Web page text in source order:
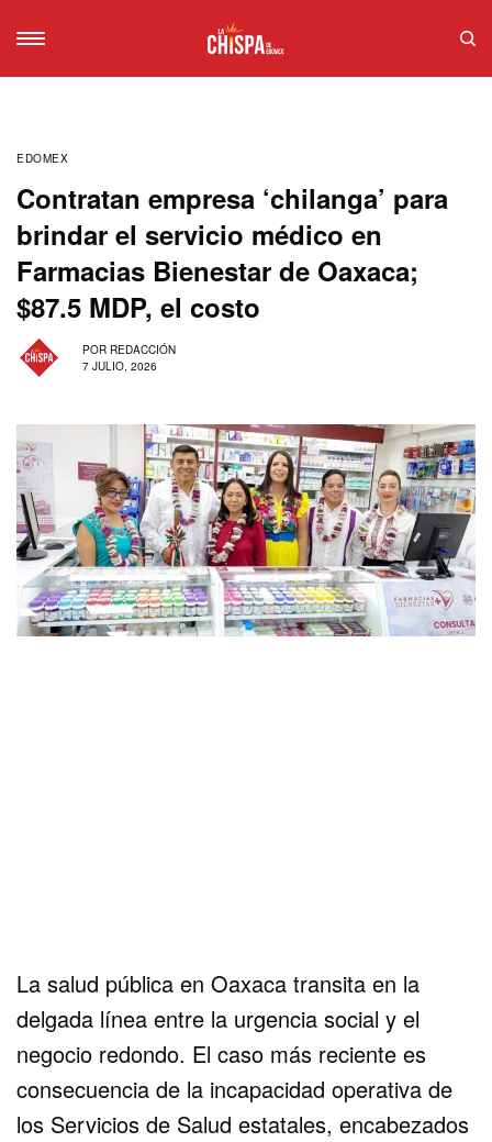
EDOMEX
Contratan empresa ‘chilanga’ para
brindar el servicio médico en
Farmacias Bienestar de Oaxaca;
$87.5 MDP, el costo
POR REDACCIÓN
7 JULIO, 2026
La salud pública en Oaxaca transita en la
delgada línea entre la urgencia social y el
negocio redondo. El caso más reciente es
consecuencia de la incapacidad operativa de
los Servicios de Salud estatales, encabezados